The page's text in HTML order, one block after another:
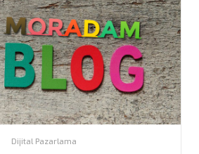
Dijital Pazarlama